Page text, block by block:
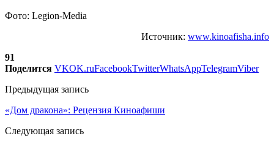
Фото: Legion-Media
Источник: www.kinoafisha.info
91
Поделится VKOK.ruFacebookTwitterWhatsAppTelegramViber
Предыдущая запись
«Дом дракона»: Рецензия Киноафиши
Следующая запись